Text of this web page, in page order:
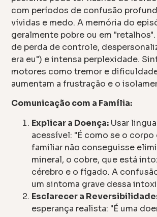
com períodos de confusão
vívidas e medo. A memória do
geralmente pobre ou em
de perda de controle,
era eu") e intensa perplexidade.
motores como tremor e
aumentam a frustração e o
Comunicação com a Família:
Explicar a Doença: Usar
acessível: "É como se o corpo
familiar não conseguisse
mineral, o cobre, que está
cérebro e o fígado. A
um sintoma grave dessa
Esclarecer a
esperança realista: "É uma